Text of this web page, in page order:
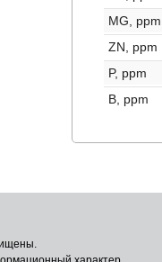
MG, ppm
ZN, ppm
P, ppm
B, ppm